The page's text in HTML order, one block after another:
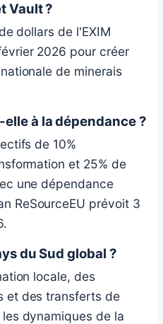
Vault ?
dollars de l'EXIM
2026 pour créer
de minerais
à la dépendance ?
de 10%
et 25% de
une dépendance
ReSourceEU prévoit 3
du Sud global ?
locale, des
et des transferts de
dynamiques de la